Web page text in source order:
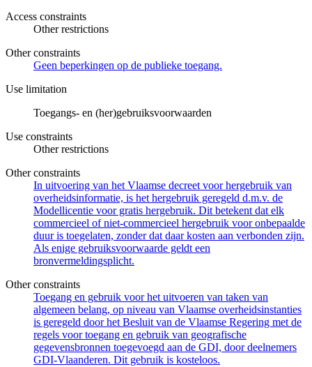
Access constraints
Other restrictions
Other constraints
Geen beperkingen op de publieke toegang.
Use limitation
Toegangs- en (her)gebruiksvoorwaarden
Use constraints
Other restrictions
Other constraints
In uitvoering van het Vlaamse decreet voor hergebruik van
overheidsinformatie, is het hergebruik geregeld d.m.v. de
Modellicentie voor gratis hergebruik. Dit betekent dat elk
commercieel of niet-commercieel hergebruik voor onbepaalde
duur is toegelaten, zonder dat daar kosten aan verbonden zijn.
Als enige gebruiksvoorwaarde geldt een
bronvermeldingsplicht.
Other constraints
Toegang en gebruik voor het uitvoeren van taken van
algemeen belang, op niveau van Vlaamse overheidsinstanties
is geregeld door het Besluit van de Vlaamse Regering met de
regels voor toegang en gebruik van geografische
gegevensbronnen toegevoegd aan de GDI, door deelnemers
GDI-Vlaanderen. Dit gebruik is kosteloos.